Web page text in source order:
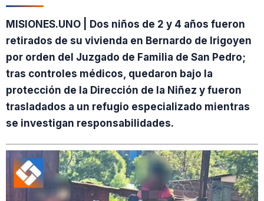
MISIONES.UNO | Dos niños de 2 y 4 años fueron
retirados de su vivienda en Bernardo de Irigoyen
por orden del Juzgado de Familia de San Pedro;
tras controles médicos, quedaron bajo la
protección de la Dirección de la Niñez y fueron
trasladados a un refugio especializado mientras
se investigan responsabilidades.